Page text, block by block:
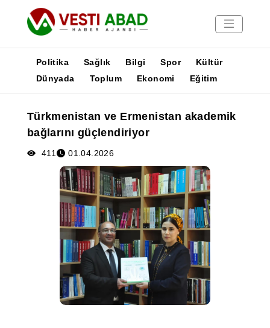
Yayınlar
Medya
Poster
Politika Sağlık Bilgi Spor
Kültür
Dünyada
Toplum Ekonomi Eğitim
Türkmenistan ve Ermenistan akademik
bağlarını güçlendiriyor
411 01.04.2026